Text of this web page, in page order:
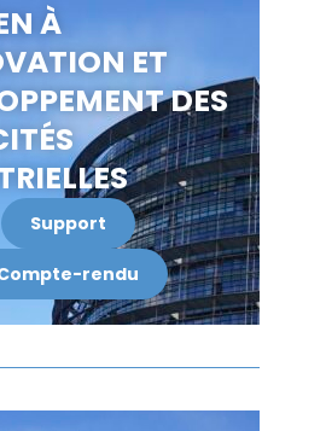
À
ET
DES
Support
rendu